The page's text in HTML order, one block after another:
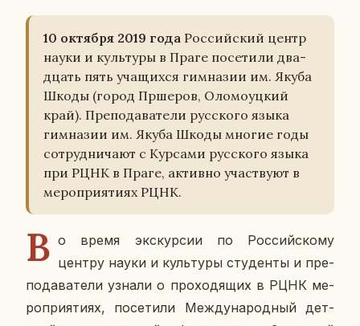
10 ок­тяб­ря 2019 года Рос­сий­ский центр
науки и куль­ту­ры в Праге по­се­ти­ли два­
дцать пять уча­щих­ся гим­на­зии им. Якуба
Шкоды (город Пр­ше­ров, Оло­мо­уц­кий
край). Пре­по­да­ва­те­ли рус­ско­го языка
гим­на­зии им. Якуба Шкоды многие годы
со­труд­ни­ча­ют с Кур­са­ми рус­ско­го языка
при РЦНК в Праге, ак­тив­но участ­ву­ют в
ме­ро­при­я­ти­ях РЦНК.
В о время экс­кур­сии по Рос­сий­ско­му
центру науки и куль­ту­ры сту­ден­ты и пре­
по­да­ва­те­ли узнали о про­хо­дя­щих в РЦНК ме­
ро­при­я­ти­ях, по­се­ти­ли Меж­ду­на­род­ный дет­